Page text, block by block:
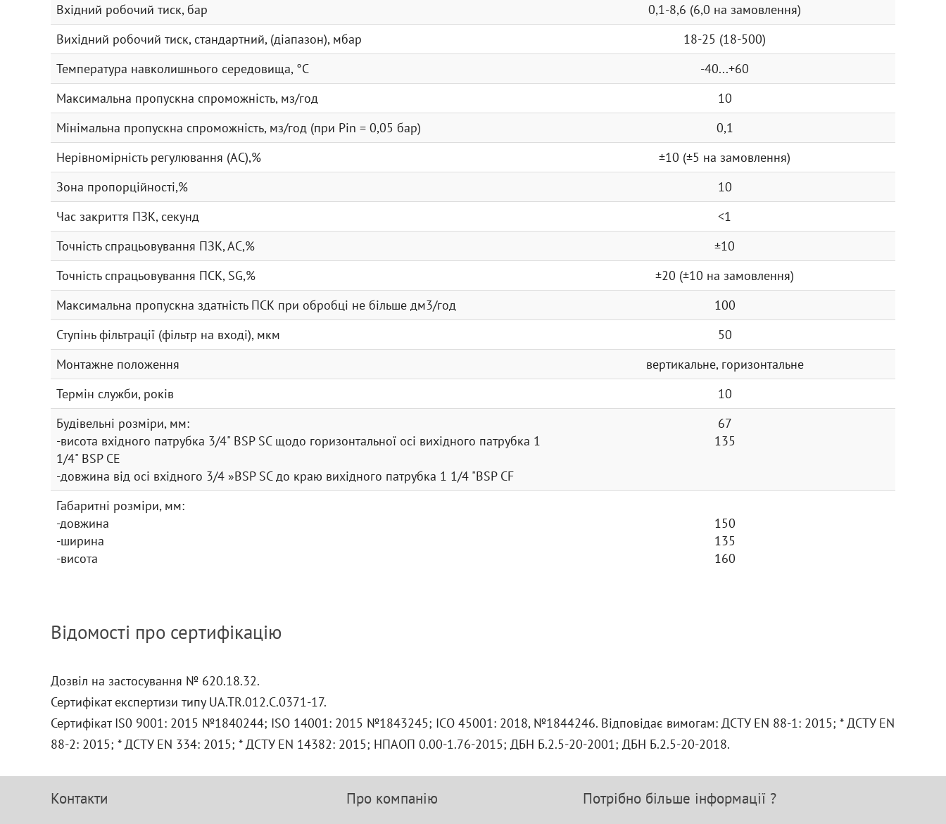
Вхідний робочий тиск, бар
0,1-8,6 (6,0 на замовлення)
Вихідний робочий тиск, стандартний, (діапазон), мбар
18-25 (18-500)
Температура навколишнього середовища, °С
-40...+60
Максимальна пропускна спроможність, мз/год
10
Мінімальна пропускна спроможність, мз/год (при Рin = 0,05 бар)
0,1
Нерівномірність регулювання (АС),%
±10 (±5 на замовлення)
Зона пропорційності,%
10
Час закриття ПЗК, секунд
<1
Точність спрацьовування ПЗК, АС,%
±10
Точність спрацьовування ПСК, SG,%
±20 (±10 на замовлення)
Максимальна пропускна здатність ПСК при обробці не більше дм3/год
100
Ступінь фільтрації (фільтр на вході), мкм
50
Монтажне положення
вертикальне, горизонтальне
Термін служби, років
10
Будівельні розміри, мм:
-висота вхідного патрубка 3/4" BSP SC щодо горизонтальної осі вихідного патрубка 1
1/4" BSP CE
-довжина від осі вхідного 3/4 »BSP SС до краю вихідного патрубка 1 1/4 "BSP CF
67
135
Габаритні розміри, мм:
-довжина
-ширина
-висота
150
135
160
Відомості про сертифікацію
Дозвіл на застосування № 620.18.32.
Сертифікат експертизи типу UА.ТR.012.С.0371-17.
Сертифікат IS0 9001: 2015 №1840244; ISO 14001: 2015 №1843245; ІСО 45001: 2018, №1844246. Відповідає вимогам: ДСТУ ЕN 88-1: 2015; * ДСТУ ЕN
88-2: 2015; * ДСТУ ЕN 334: 2015; * ДСТУ ЕN 14382: 2015; НПАОП 0.00-1.76-2015; ДБН Б.2.5-20-2001; ДБН Б.2.5-20-2018.
Контакти Про компанію Потрібно більше інформації ?